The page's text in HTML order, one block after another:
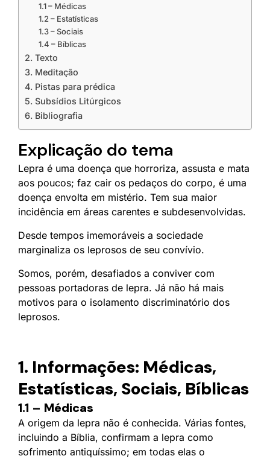
1.1 – Médicas
1.2 – Estatísticas
1.3 – Sociais
1.4 – Bíblicas
2. Texto
3. Meditação
4. Pistas para prédica
5. Subsídios Litúrgicos
6. Bibliografia
Explicação do tema
Lepra é uma doença que horroriza, assusta e mata
aos poucos; faz cair os pedaços do corpo, é uma
doença envolta em mistério. Tem sua maior
incidência em áreas carentes e subdesenvolvidas.
Desde tempos imemoráveis a sociedade
marginaliza os leprosos de seu convívio.
Somos, porém, desafiados a conviver com
pessoas portadoras de lepra. Já não há mais
motivos para o isolamento discriminatório dos
leprosos.
1. Informações: Médicas,
Estatísticas, Sociais, Bíblicas
1.1 – Médicas
A origem da lepra não é conhecida. Várias fontes,
incluindo a Bíblia, confirmam a lepra como
sofrimento antiquíssimo; em todas elas o